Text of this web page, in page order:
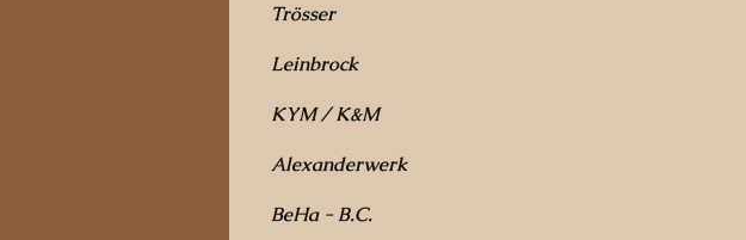
Trösser
Leinbrock
KYM / K&M
Alexanderwerk
BeHa - B.C.